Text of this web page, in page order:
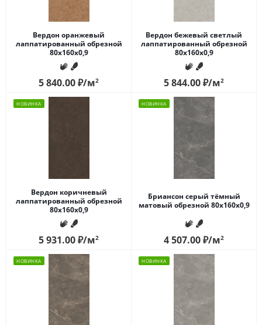
Вердон оранжевый
лаппатированный обрезной
80x160x0,9
5 840.00₽/м2
Вердон бежевый светлый
лаппатированный обрезной
80x160x0,9
5 844.00₽/м2
НОВИНКА
Вердон коричневый
лаппатированный обрезной
80x160x0,9
5 931.00₽/м2
НОВИНКА
Бриансон серый тёмный
матовый обрезной 80x160x0,9
4 507.00₽/м2
НОВИНКА НОВИНКА